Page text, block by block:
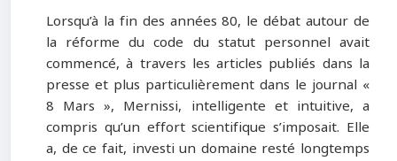
Lorsqu’à la fin des années 80, le débat autour de
la réforme du code du statut personnel avait
commencé, à travers les articles publiés dans la
presse et plus particulièrement dans le journal «
8 Mars », Mernissi, intelligente et intuitive, a
compris qu’un effort scientifique s’imposait. Elle
a, de ce fait, investi un domaine resté longtemps